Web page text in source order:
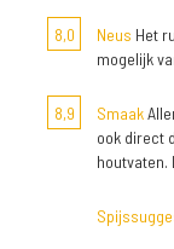
8,0 Neus Het
mogelijk
8,9 Smaak
ook direct
houtvaten.